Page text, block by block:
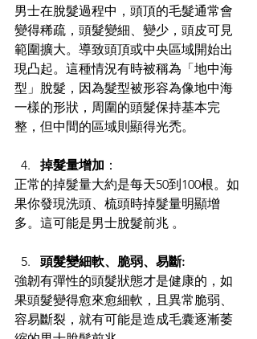
男士在脫髮過程中，頭頂的毛髮通常會
變得稀疏，頭髮變細、變少，頭皮可見
範圍擴大。導致頭頂或中央區域開始出
現凸起。這種情況有時被稱為「地中海
型」脫髮，因為髮型被形容為像地中海
一樣的形狀，周圍的頭髮保持基本完
整，但中間的區域則顯得光禿。
掉髮量增加 ：
正常的掉髮量大約是每天50到100根。如
果你發現洗頭、梳頭時掉髮量明顯增
多。 這可能是男士脫髮前兆 。
頭髮變細軟、 脆弱、易斷:
強韌有彈性的頭髮狀態才是健康的，如
果頭髮變得愈來愈細軟，且異常脆弱、
容易斷裂，就有可能是造成毛囊逐漸萎